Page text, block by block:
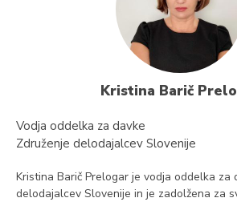
Kristina Barič
Vodja oddelka za davke
Združenje delodajalcev Slovenije
Kristina Barič Prelogar je vodja oddelka za
delodajalcev Slovenije in je zadolžena za